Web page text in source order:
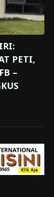
PETI,
–